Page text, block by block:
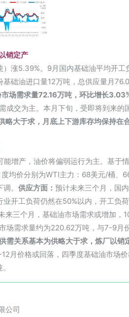
销定产
涨5.39%。9月国内基础油平均开工
基础油进口量12万吨，总供应量月
场需求量72.16万吨，环比增长3.03%
成交为主。本月下旬，受即将到来的
大于求，月底上下游库存均保持在
增产，油价将偏弱运行为主。基于
均价分别为WTI主力：68美元/桶、
。 供应方面： 预计未来三个月，国
开工负荷仍然在50%以内，开工负
来三个月，基础油市场需求或增加，
需求量约为220.62万吨，与7-9月份
需关系基本为供略大于求，炼厂以销
月价格或回落，四季度基础油市场
公司